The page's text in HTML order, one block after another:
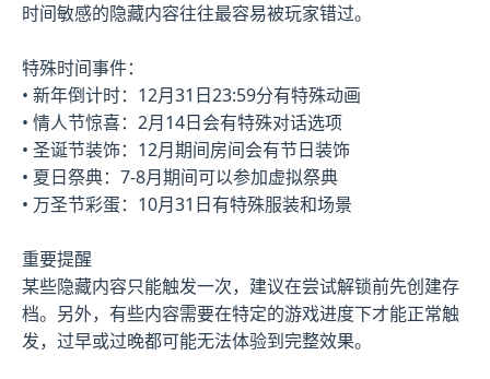
时间敏感的隐藏内容往往最容易被玩家错过。
特殊时间事件：
• 新年倒计时：12月31日23:59分有特殊动画
• 情人节惊喜：2月14日会有特殊对话选项
• 圣诞节装饰：12月期间房间会有节日装饰
• 夏日祭典：7-8月期间可以参加虚拟祭典
• 万圣节彩蛋：10月31日有特殊服装和场景
重要提醒
某些隐藏内容只能触发一次，建议在尝试解锁前先创建存
档。另外，有些内容需要在特定的游戏进度下才能正常触
发，过早或过晚都可能无法体验到完整效果。